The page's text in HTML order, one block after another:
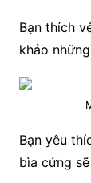
Bạn thích
khảo
Bạn yêu
bìa cứng